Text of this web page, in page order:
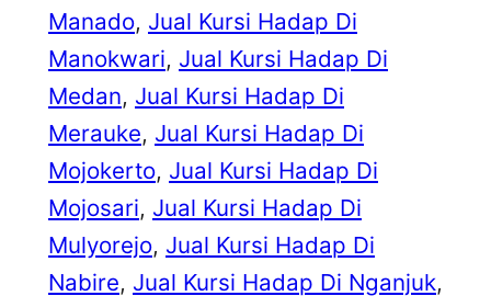
Manado, Jual Kursi Hadap Di
Manokwari, Jual Kursi Hadap Di
Medan, Jual Kursi Hadap Di
Merauke, Jual Kursi Hadap Di
Mojokerto, Jual Kursi Hadap Di
Mojosari, Jual Kursi Hadap Di
Mulyorejo, Jual Kursi Hadap Di
Nabire, Jual Kursi Hadap Di Nganjuk